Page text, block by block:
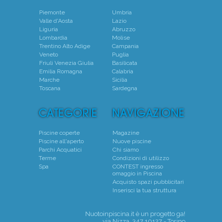
Piemonte
Valle d'Aosta
Liguria
Lombardia
Trentino Alto Adige
Veneto
Friuli Venezia Giulia
Emilia Romagna
Marche
Toscana
Umbria
Lazio
Abruzzo
Molise
Campania
Puglia
Basilicata
Calabria
Sicilia
Sardegna
Piscine coperte
Piscine all'aperto
Parchi Acquatici
Terme
Spa
Magazine
Nuove piscine
Chi siamo
Condizioni di utilizzo
CONTEST ingresso
omaggio in Piscina
Acquisto spazi pubblicitari
Inserisci la tua struttura
Nuotoinpiscina.it è un progetto ga!